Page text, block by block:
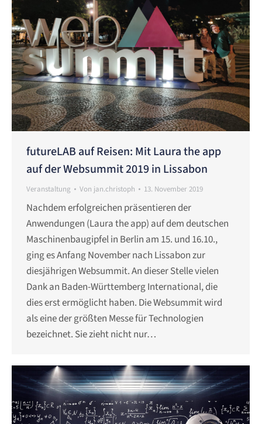
futureLAB auf Reisen: Mit Laura the app
auf der Websummit 2019 in Lissabon
Veranstaltung Von jan.christoph 13. November 2019
Nachdem erfolgreichen präsentieren der
Anwendungen (Laura the app) auf dem deutschen
Maschinenbaugipfel in Berlin am 15. und 16.10.,
ging es Anfang November nach Lissabon zur
diesjährigen Websummit. An dieser Stelle vielen
Dank an Baden-Württemberg International, die
dies erst ermöglicht haben. Die Websummit wird
als eine der größten Messe für Technologien
bezeichnet. Sie zieht nicht nur…